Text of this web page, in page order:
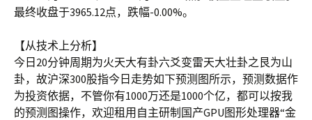
最终收盘于3965.12点，跌幅-0.00%。
【从技术上分析】
今日20分钟周期为火天大有卦六爻变雷天大壮卦之艮为山
卦，故沪深300股指今日走势如下预测图所示，预测数据作
为投资依据，不管你有1000万还是1000个亿，都可以按我
的预测图操作，欢迎租用自主研制国产GPU图形处理器“金